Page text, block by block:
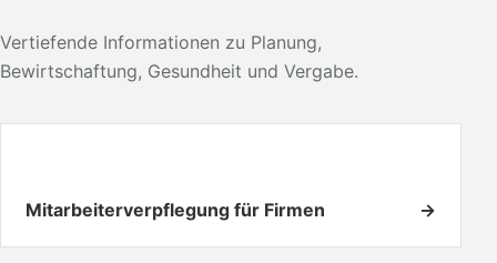
Vertiefende Informationen zu Planung,
Bewirtschaftung, Gesundheit und Vergabe.
Mitarbeiterverpflegung für Firmen →